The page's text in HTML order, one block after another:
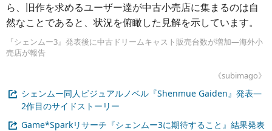
ら、旧作を求めるユーザー達が中古小売店に集まるのは自
然なことであると、状況を俯瞰した見解を示しています。
『シェンムー3』発表後に中古ドリームキャスト販売台数が増加―海外小
売店が報告
《subimago》
シェンムー同人ビジュアルノベル『Shenmue Gaiden』発表―
2作目のサイドストーリー
Game*Sparkリサーチ『シェンムー3に期待すること』結果発表